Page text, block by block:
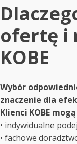
ofertę i
KOBE
Wybór
znaczenie dla
Klienci KOBE
• indywidualne
• fachowe